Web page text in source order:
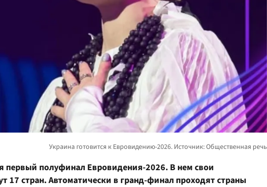
первый полуфинал Евровидения-2026. В нем свои
17 стран. Автоматически в гранд-финал проходят страны